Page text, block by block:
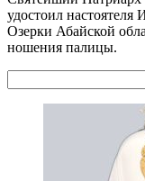
удостоил настоятеля
Озерки Абайской
ношения палицы.